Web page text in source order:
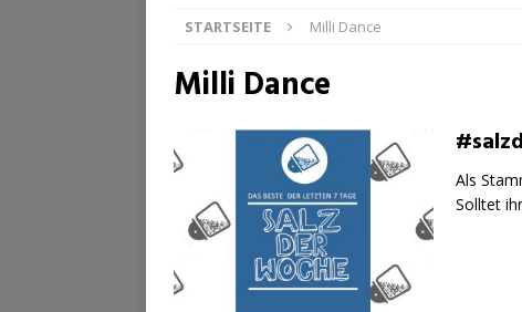
STARTSEITE Milli Dance
Milli Dance
Als
Solltet